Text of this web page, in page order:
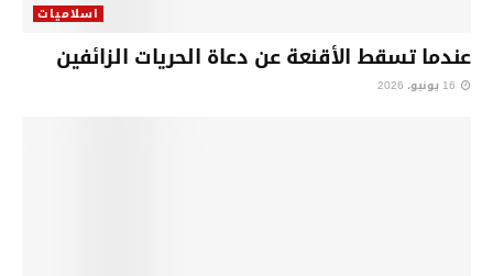
اسلاميات
عندما تسقط الأقنعة عن دعاة الحريات الزائفين